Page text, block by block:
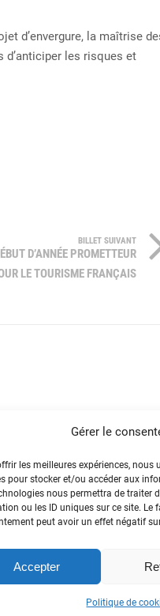
Gérer le
les meilleures expériences,
pour stocker et/ou accéder aux
nous permettra de traiter
ou les ID uniques sur ce site. Le
peut avoir un effet négatif
Accepter
Politique de
d’envergure, la maîtrise
d’anticiper les risques et
BILLET SUIVANT
D’ANNÉE PROMETTEUR
LE TOURISME FRANÇAIS
Mentions légales -